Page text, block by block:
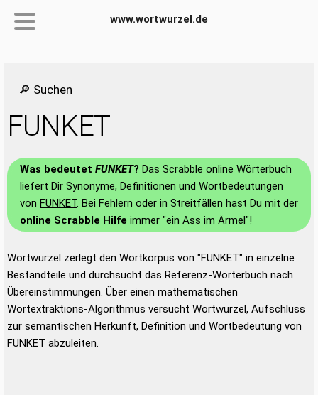
www.wortwurzel.de
🔎 Suchen
FUNKET
Was bedeutet FUNKET? Das Scrabble online Wörterbuch
liefert Dir Synonyme, Definitionen und Wortbedeutungen
von FUNKET. Bei Fehlern oder in Streitfällen hast Du mit der
online Scrabble Hilfe immer "ein Ass im Ärmel"!
Wortwurzel zerlegt den Wortkorpus von "FUNKET" in einzelne
Bestandteile und durchsucht das Referenz-Wörterbuch nach
Übereinstimmungen. Über einen mathematischen
Wortextraktions-Algorithmus versucht Wortwurzel, Aufschluss
zur semantischen Herkunft, Definition und Wortbedeutung von
FUNKET abzuleiten.